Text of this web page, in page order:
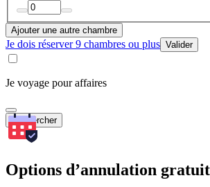
Ajouter une autre chambre
Je dois réserver 9 chambres ou plus Valider
Je voyage pour affaires
Rechercher
Options d’annulation